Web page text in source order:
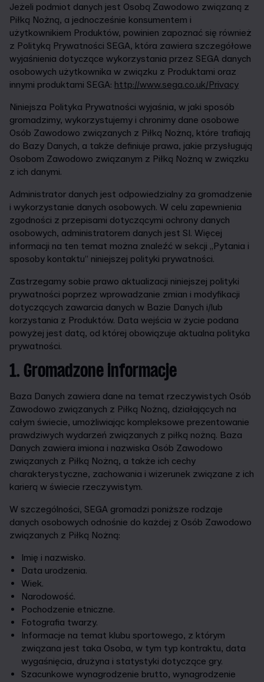
Jeżeli podmiot danych jest Osobą Zawodowo związaną z
Piłką Nożną, a jednocześnie konsumentem i
użytkownikiem Produktów, powinien zapoznać się również
z Polityką Prywatności SEGA, która zawiera szczegółowe
wyjaśnienia dotyczące wykorzystania przez SEGA danych
osobowych użytkownika w związku z Produktami oraz
innymi produktami SEGA: http://www.sega.co.uk/Privacy
Niniejsza Polityka Prywatności wyjaśnia, w jaki sposób
gromadzimy, wykorzystujemy i chronimy dane osobowe
Osób Zawodowo związanych z Piłką Nożną, które trafiają
do Bazy Danych, a także definiuje prawa, jakie przysługują
Osobom Zawodowo związanym z Piłką Nożną w związku
z ich danymi.
Administrator danych jest odpowiedzialny za gromadzenie
i wykorzystanie danych osobowych. W celu zapewnienia
zgodności z przepisami dotyczącymi ochrony danych
osobowych, administratorem danych jest SI. Więcej
informacji na ten temat można znaleźć w sekcji „Pytania i
sposoby kontaktu” niniejszej polityki prywatności.
Zastrzegamy sobie prawo aktualizacji niniejszej polityki
prywatności poprzez wprowadzanie zmian i modyfikacji
dotyczących zawarcia danych w Bazie Danych i/lub
korzystania z Produktów. Data wejścia w życie podana
powyżej jest datą, od której obowiązuje aktualna polityka
prywatności.
1. Gromadzone informacje
Baza Danych zawiera dane na temat rzeczywistych Osób
Zawodowo związanych z Piłką Nożną, działających na
całym świecie, umożliwiając kompleksowe prezentowanie
prawdziwych wydarzeń związanych z piłką nożną. Baza
Danych zawiera imiona i nazwiska Osób Zawodowo
związanych z Piłką Nożną, a także ich cechy
charakterystyczne, zachowania i wizerunek związane z ich
karierą w świecie rzeczywistym.
W szczególności, SEGA gromadzi poniższe rodzaje
danych osobowych odnośnie do każdej z Osób Zawodowo
związanych z Piłką Nożną:
Imię i nazwisko.
Data urodzenia.
Wiek.
Narodowość.
Pochodzenie etniczne.
Fotografia twarzy.
Informacje na temat klubu sportowego, z którym
związana jest taka Osoba, w tym typ kontraktu, data
wygaśnięcia, drużyna i statystyki dotyczące gry.
Szacunkowe wynagrodzenie brutto, wynagrodzenie